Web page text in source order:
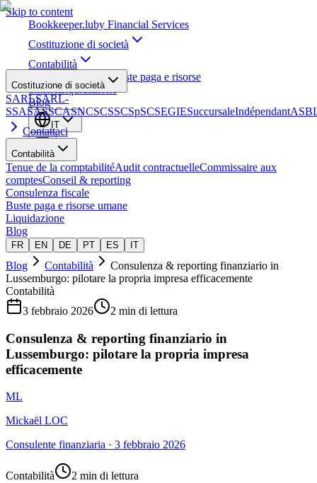
Skip to content
Bookkeeper.luby Financial Services
Costituzione di società
Contabilità
Consulenza fiscale Buste paga e risorse
umaneLiquidazione
Blog
IT
Costituzione di società
SARLSARL-
SSASASSCASNCSCSSCSpSCSEGIESuccursaleIndépendant
Contattaci
Contabilità
Tenue de la comptabilitéAudit contractuelleCommissaire aux
comptesConseil & reporting
Consulenza fiscale
Buste paga e risorse umane
Liquidazione
Blog
FR EN DE PT ES IT
Blog Contabilità
Consulenza & reporting finanziario in
Lussemburgo: pilotare la propria impresa efficacemente
Contabilità
3 febbraio 2026
2 min di lettura
Consulenza & reporting finanziario in
Lussemburgo: pilotare la propria impresa
efficacemente
ML
Mickaël LOC
Consulente finanziaria · 3 febbraio 2026
Contabilità 2 min di lettura